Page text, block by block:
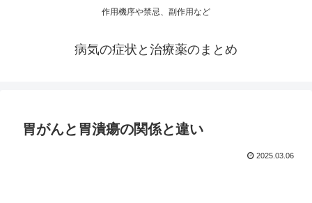
作用機序や禁忌、副作用など
病気の症状と治療薬のまとめ
胃がんと胃潰瘍の関係と違い
2025.03.06